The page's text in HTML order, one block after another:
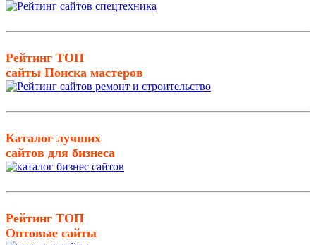
Рейтинг ТОП
сайты Поиска мастеров
Каталог лучших
сайтов для бизнеса
Рейтинг ТОП
Оптовые сайты